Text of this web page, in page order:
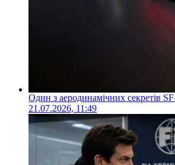
Один з аеродинамічних секретів
21.07.2026, 11:49